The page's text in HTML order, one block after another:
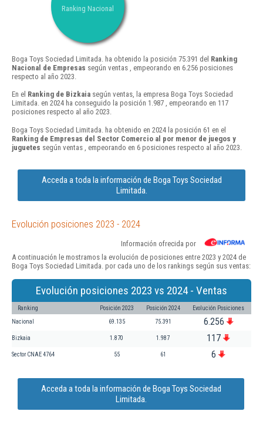
Ranking Nacional
Boga Toys Sociedad Limitada. ha obtenido la posición 75.391 del Ranking
Nacional de Empresas según ventas , empeorando en 6.256 posiciones
respecto al año 2023.
En el Ranking de Bizkaia según ventas, la empresa Boga Toys Sociedad
Limitada. en 2024 ha conseguido la posición 1.987 , empeorando en 117
posiciones respecto al año 2023.
Boga Toys Sociedad Limitada. ha obtenido en 2024 la posición 61 en el
Ranking de Empresas del Sector Comercio al por menor de juegos y
juguetes según ventas , empeorando en 6 posiciones respecto al año 2023.
Acceda a toda la información de Boga Toys Sociedad
Limitada.
Evolución posiciones 2023 - 2024
Información ofrecida por
A continuación le mostramos la evolución de posiciones entre 2023 y 2024 de
Boga Toys Sociedad Limitada. por cada uno de los rankings según sus ventas:
Evolución posiciones 2023 vs 2024 - Ventas
Ranking Posición 2023 Posición 2024 Evolución Posiciones
Nacional 69.135 75.391 6.256
Bizkaia 1.870 1.987 117
Sector CNAE 4764 55 61 6
Acceda a toda la información de Boga Toys Sociedad
Limitada.